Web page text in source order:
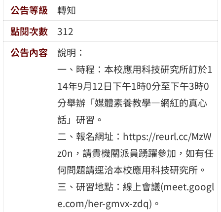
公告等級
轉知
點閱次數
312
公告內容
說明：
一、時程：本校應用科技研究所訂於1
14年9月12日下午1時0分至下午3時0
分舉辦「媒體素養教學—網紅的真心
話」研習。
二、報名網址：https://reurl.cc/MzW
z0n，請貴機關派員踴躍參加，如有任
何問題請逕洽本校應用科技研究所。
三、研習地點：線上會議(meet.googl
e.com/her-gmvx-zdq)。